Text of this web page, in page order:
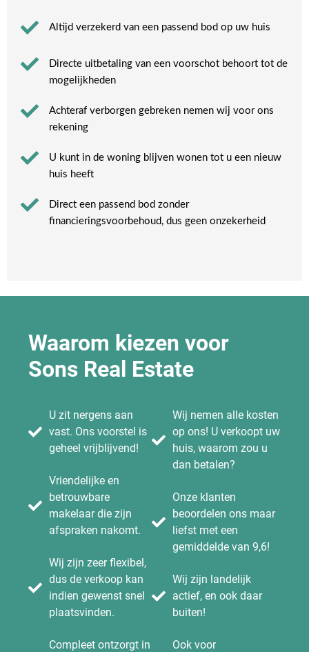
Altijd verzekerd van een passend bod op uw huis
Directe uitbetaling van een voorschot behoort tot de
mogelijkheden
Achteraf verborgen gebreken nemen wij voor ons
rekening​
U kunt in de woning blijven wonen tot u een nieuw
huis heeft​
Direct een passend bod zonder
financieringsvoorbehoud, dus geen onzekerheid​
Waarom kiezen voor
Sons Real Estate
U zit nergens aan
vast. Ons voorstel is
geheel vrijblijvend!
Vriendelijke en
betrouwbare
makelaar die zijn
afspraken nakomt.
Wij zijn zeer flexibel,
dus de verkoop kan
indien gewenst snel
plaatsvinden.
Compleet ontzorgt in
Wij nemen alle kosten
op ons! U verkoopt uw
huis, waarom zou u
dan betalen?
Onze klanten
beoordelen ons maar
liefst met een
gemiddelde van 9,6!
Wij zijn landelijk
actief, en ook daar
buiten!
Ook voor